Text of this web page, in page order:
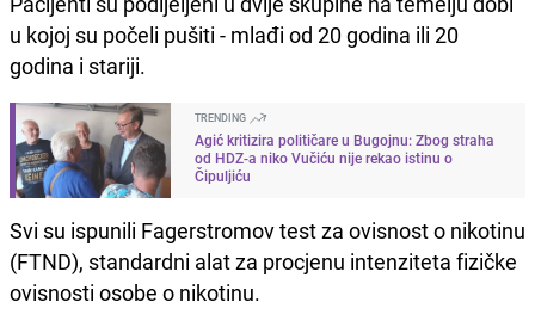
u kojoj su počeli pušiti - mlađi od 20 godina ili 20
godina i stariji.
TRENDING
Agić kritizira političare u Bugojnu: Zbog straha
od HDZ-a niko Vučiću nije rekao istinu o
Čipuljiću
Svi su ispunili Fagerstromov test za ovisnost o nikotinu
(FTND), standardni alat za procjenu intenziteta fizičke
ovisnosti osobe o nikotinu.